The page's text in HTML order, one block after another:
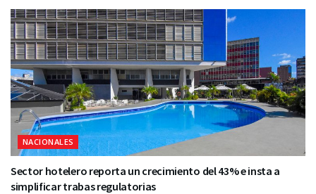
NACIONALES
Sector hotelero reporta un crecimiento del 43% e insta a
simplificar trabas regulatorias